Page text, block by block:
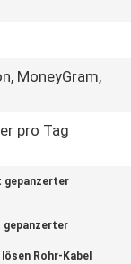
MoneyGram,
pro Tag
gepanzerter
gepanzerter
Rohr-Kabel